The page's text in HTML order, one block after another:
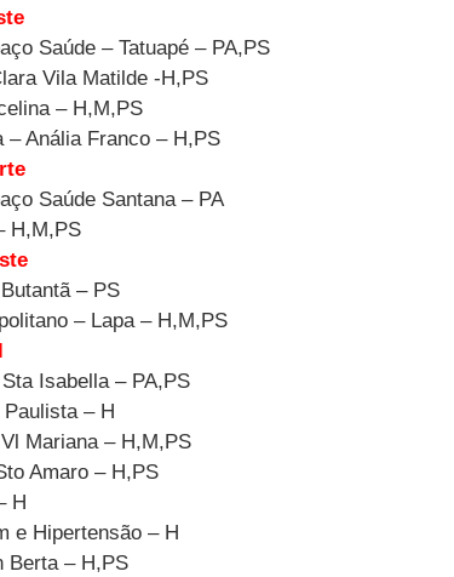
Saúde – Tatuapé – PA,PS
Vila Matilde -H,PS
– H,M,PS
– Anália Franco – H,PS
Saúde Santana – PA
H,M,PS
– PS
– Lapa – H,M,PS
Isabella – PA,PS
– H
Mariana – H,M,PS
Amaro – H,PS
H
e Hipertensão – H
Berta – H,PS